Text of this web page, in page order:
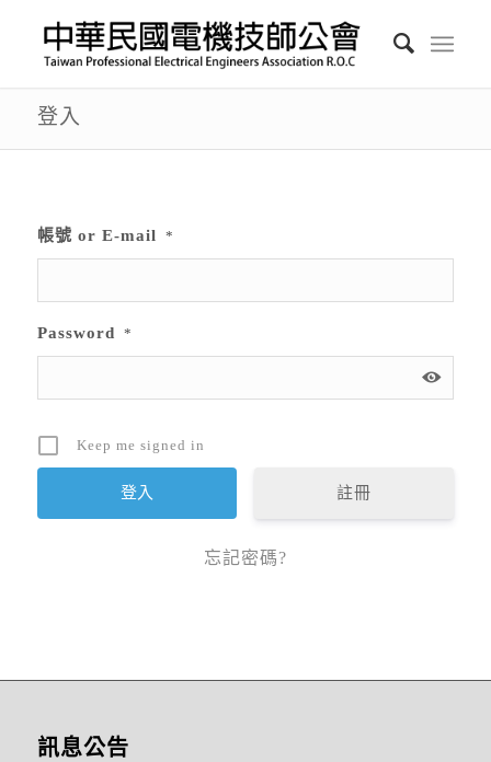
登入
帳號 or E-mail *
Password *
Keep me signed in
註冊
忘記密碼?
訊息公告